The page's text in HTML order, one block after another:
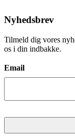
Nyhedsbrev
Tilmeld dig vores
os i din indbakke.
Email